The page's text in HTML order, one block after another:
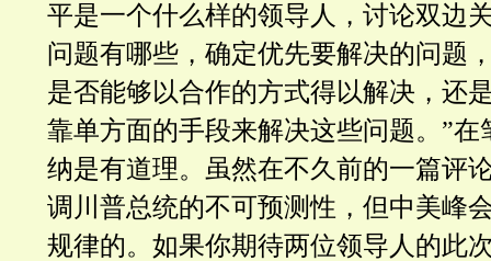
平是一个什么样的领导人，讨论双边
问题有哪些，确定优先要解决的问题
是否能够以合作的方式得以解决，还
靠单方面的手段来解决这些问题。”在
纳是有道理。虽然在不久前的一篇评
调川普总统的不可预测性，但中美峰
规律的。如果你期待两位领导人的此